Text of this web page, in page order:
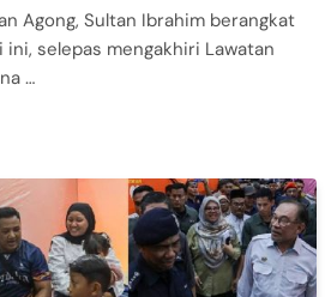
Agong, Sultan Ibrahim berangkat
ini, selepas mengakhiri Lawatan
…